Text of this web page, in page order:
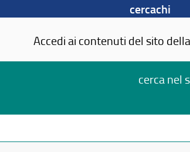
cercachi
Accedi ai contenuti del sito
cerca nel